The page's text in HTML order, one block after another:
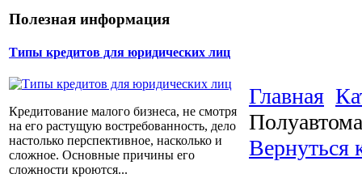
Полезная информация
Типы кредитов для юридических лиц
Кредитование малого бизнеса, не смотря
на его растущую востребованность, дело
настолько перспективное, насколько и
сложное. Основные причины его
сложности кроются...
Главная
Вернуться